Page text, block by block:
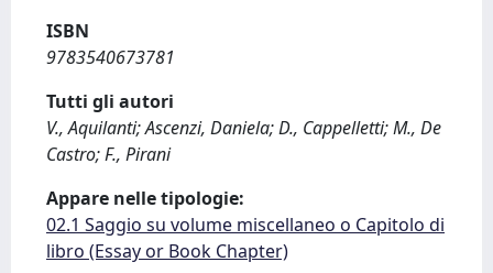
ISBN
9783540673781
Tutti gli autori
V., Aquilanti; Ascenzi, Daniela; D., Cappelletti; M., De
Castro; F., Pirani
Appare nelle tipologie:
02.1 Saggio su volume miscellaneo o Capitolo di
libro (Essay or Book Chapter)